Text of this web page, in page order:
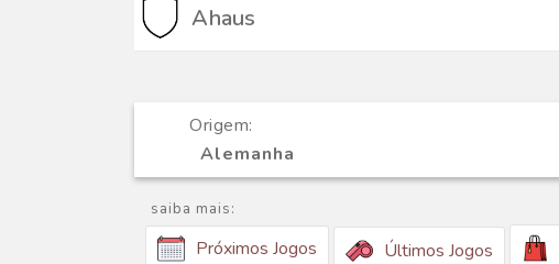
Ahaus
Origem:
Alemanha
saiba mais:
Próximos Jogos Últimos Jogos